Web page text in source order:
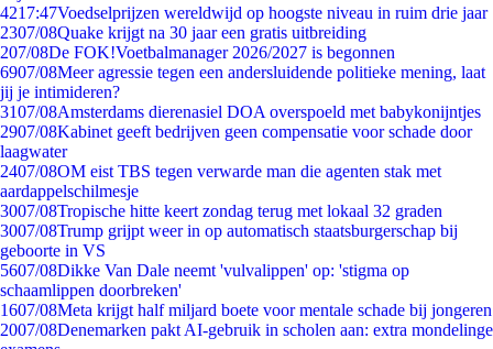
4217:47Voedselprijzen wereldwijd op hoogste niveau in ruim drie jaar
2307/08Quake krijgt na 30 jaar een gratis uitbreiding
207/08De FOK!Voetbalmanager 2026/2027 is begonnen
6907/08Meer agressie tegen een andersluidende politieke mening, laat
jij je intimideren?
3107/08Amsterdams dierenasiel DOA overspoeld met babykonijntjes
2907/08Kabinet geeft bedrijven geen compensatie voor schade door
laagwater
2407/08OM eist TBS tegen verwarde man die agenten stak met
aardappelschilmesje
3007/08Tropische hitte keert zondag terug met lokaal 32 graden
3007/08Trump grijpt weer in op automatisch staatsburgerschap bij
geboorte in VS
5607/08Dikke Van Dale neemt 'vulvalippen' op: 'stigma op
schaamlippen doorbreken'
1607/08Meta krijgt half miljard boete voor mentale schade bij jongeren
2007/08Denemarken pakt AI-gebruik in scholen aan: extra mondelinge